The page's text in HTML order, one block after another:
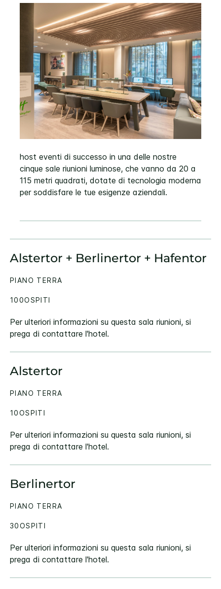
host eventi di successo in una delle nostre
cinque sale riunioni luminose, che vanno da 20 a
115 metri quadrati, dotate di tecnologia moderna
per soddisfare le tue esigenze aziendali.
Alstertor + Berlinertor + Hafentor
Per ulteriori informazioni su questa sala riunioni, si
prega di contattare l'hotel.
PIANO TERRA
100OSPITI
Alstertor
Per ulteriori informazioni su questa sala riunioni, si
prega di contattare l'hotel.
PIANO TERRA
10OSPITI
Berlinertor
Per ulteriori informazioni su questa sala riunioni, si
prega di contattare l'hotel.
PIANO TERRA
30OSPITI